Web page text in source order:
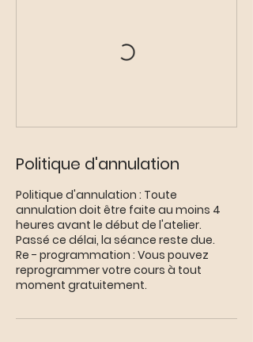
Politique d'annulation
Politique d'annulation : Toute
annulation doit être faite au moins 4
heures avant le début de l'atelier.
Passé ce délai, la séance reste due.
Re - programmation : Vous pouvez
reprogrammer votre cours à tout
moment gratuitement.